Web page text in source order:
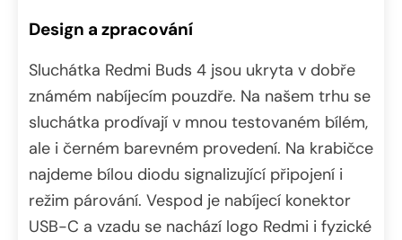
Design a zpracování
Sluchátka Redmi Buds 4 jsou ukryta v dobře
známém nabíjecím pouzdře. Na našem trhu se
sluchátka prodívají v mnou testovaném bílém,
ale i černém barevném provedení. Na krabičce
najdeme bílou diodu signalizující připojení i
režim párování. Vespod je nabíjecí konektor
USB-C a vzadu se nachází logo Redmi i fyzické